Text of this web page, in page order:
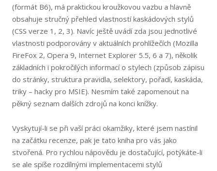
(formát B6), má praktickou kroužkovou vazbu a hlavně
obsahuje stručný přehled vlastností kaskádových stylů
(CSS verze 1, 2, 3). Navíc ještě uvádí zda jsou jednotlivé
vlastnosti podporovány v aktuálních prohlížečích (Mozilla
FireFox 2, Opera 9, Internet Explorer 5.5, 6 a 7), několik
základních i pokročilých informací o stylech (způsob zápisu
do stránky, struktura pravidla, selektory, pořadí, kaskáda,
triky – hacky pro MSIE). Nesmím také zapomenout na
pěkný seznam dalších zdrojů na konci knížky.
Vyskytují-li se při vaší práci okamžiky, které jsem nastínil
na začátku recenze, pak je tato kniha pro vás jako
stvořená. Pro rychlou nápovědu je dostačující, potýkáte-li
se ale spíše rozdílnými implementacemi stylů